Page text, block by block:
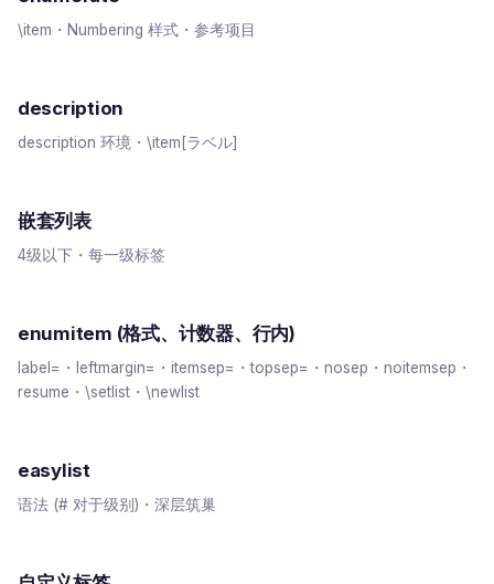
\item・Numbering 样式・参考项目
description
description 环境・\item[ラベル]
嵌套列表
4级以下・每一级标签
enumitem (格式、计数器、行内)
label=・leftmargin=・itemsep=・topsep=・nosep・noitemsep・
resume・\setlist・\newlist
easylist
语法 (# 对于级别)・深层筑巢